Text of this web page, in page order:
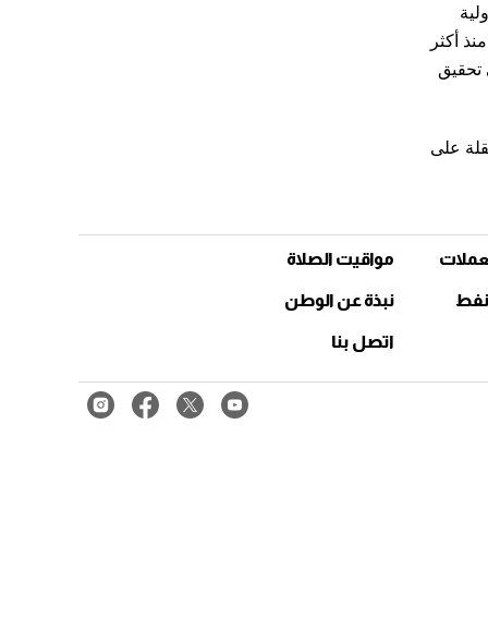
أكثر
تحقيق
على
مواقيت الصلاة
نبذة عن الوطن
اتصل بنا